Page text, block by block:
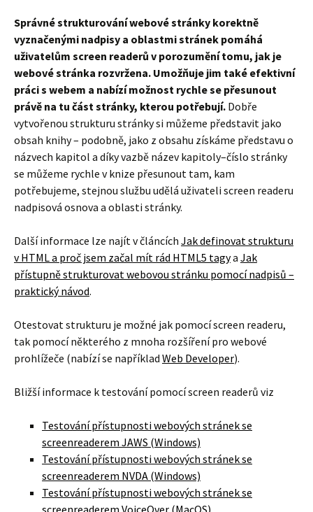
Správné strukturování webové stránky korektně
vyznačenými nadpisy a oblastmi stránek pomáhá
uživatelům screen readerů v porozumění tomu, jak je
webové stránka rozvržena. Umožňuje jim také efektivní
práci s webem a nabízí možnost rychle se přesunout
právě na tu část stránky, kterou potřebují. Dobře
vytvořenou strukturu stránky si můžeme představit jako
obsah knihy – podobně, jako z obsahu získáme představu o
názvech kapitol a díky vazbě název kapitoly–číslo stránky
se můžeme rychle v knize přesunout tam, kam
potřebujeme, stejnou službu udělá uživateli screen readeru
nadpisová osnova a oblasti stránky.
Další informace lze najít v článcích Jak definovat strukturu
v HTML a proč jsem začal mít rád HTML5 tagya Jak
přístupně strukturovat webovou stránku pomocí nadpisů –
praktický návod.
Otestovat strukturu je možné jak pomocí screen readeru,
tak pomocí některého z mnoha rozšíření pro webové
prohlížeče (nabízí se například Web Developer).
Bližší informace k testování pomocí screen readerů viz
Testování přístupnosti webových stránek se
screenreaderem JAWS (Windows)
Testování přístupnosti webových stránek se
screenreaderem NVDA (Windows)
Testování přístupnosti webových stránek se